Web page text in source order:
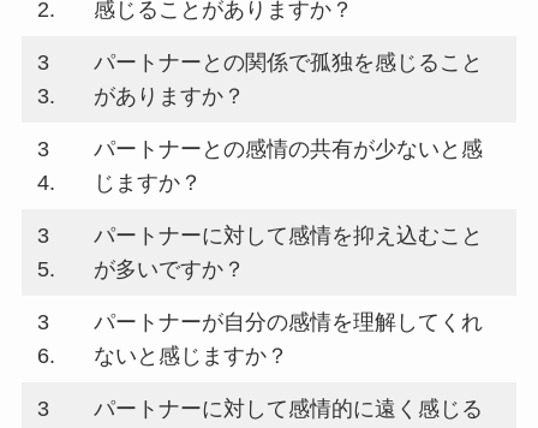
2.
感じることがありますか？
3
3.
パートナーとの関係で孤独を感じること
がありますか？
3
4.
パートナーとの感情の共有が少ないと感
じますか？
3
5.
パートナーに対して感情を抑え込むこと
が多いですか？
3
6.
パートナーが自分の感情を理解してくれ
ないと感じますか？
3
パートナーに対して感情的に遠く感じる